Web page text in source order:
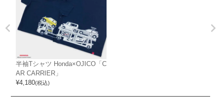
半袖Tシャツ Honda×OJICO「C
AR CARRIER」
¥4,180(税込)